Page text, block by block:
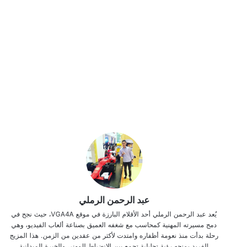
عبد الرحمن الرملي
يُعد عبد الرحمن الرملي أحد الأقلام البارزة في موقع VGA4A، حيث نجح في
دمج مسيرته المهنية كمحاسب مع شغفه العميق بصناعة ألعاب الفيديو، وهي
رحلة بدأت منذ نعومة أظفاره وامتدت لأكثر من عقدين من الزمن. هذا المزيج